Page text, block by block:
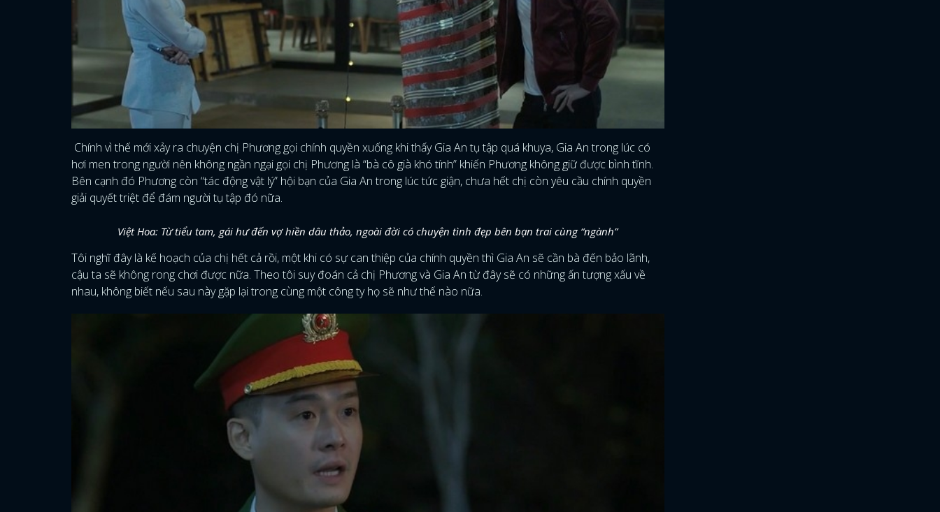
Chính vì thế mới xảy ra chuyện chị Phương gọi chính quyền xuống khi thấy Gia An tụ tập quá khuya, Gia An trong lúc có
hơi men trong người nên không ngần ngại gọi chị Phương là “bà cô già khó tính” khiến Phương không giữ được bình tĩnh.
Bên cạnh đó Phương còn “tác động vật lý” hội bạn của Gia An trong lúc tức giận, chưa hết chị còn yêu cầu chính quyền
giải quyết triệt để đám người tụ tập đó nữa.
Việt Hoa: Từ tiểu tam, gái hư đến vợ hiền dâu thảo, ngoài đời có chuyện tình đẹp bên bạn trai cùng “ngành”
Tôi nghĩ đây là kế hoạch của chị hết cả rồi, một khi có sự can thiệp của chính quyền thì Gia An sẽ cần bà đến bảo lãnh,
cậu ta sẽ không rong chơi được nữa. Theo tôi suy đoán cả chị Phương và Gia An từ đây sẽ có những ấn tượng xấu về
nhau, không biết nếu sau này gặp lại trong cùng một công ty họ sẽ như thế nào nữa.